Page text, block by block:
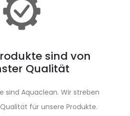
sind von
Qualität
sind Aquaclean. Wir streben
für unsere Produkte.